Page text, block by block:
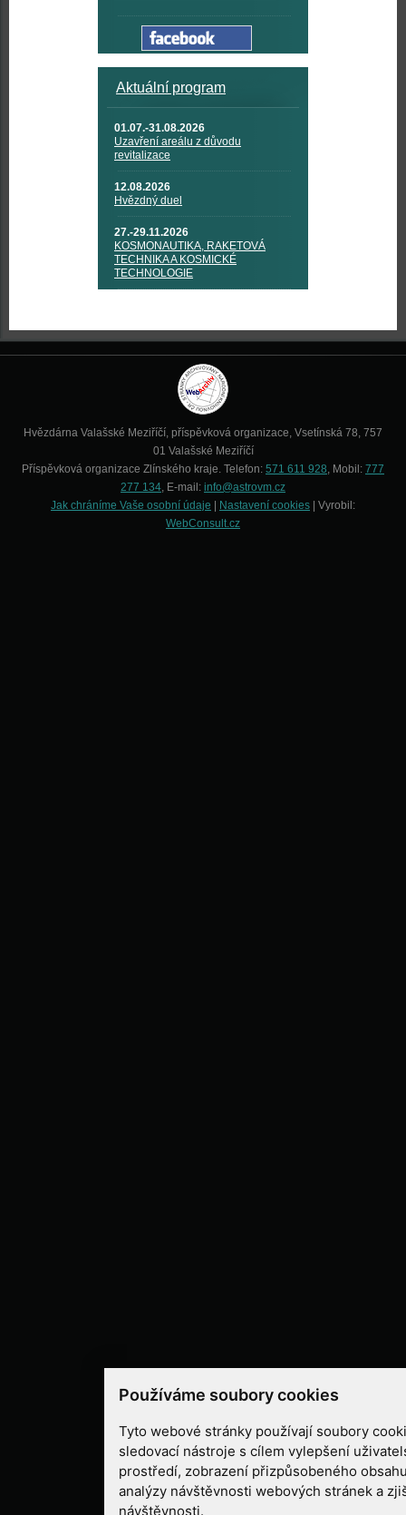
Používáme soubory cookies
Tyto webové stránky používají soubory
sledovací nástroje s cílem vylepšení
prostředí, zobrazení přizpůsobeného
analýzy návštěvnosti webových stránek a
návštěvnosti.
Aktuální program
01.07.-31.08.2026
Uzavření areálu z důvodu
revitalizace
12.08.2026
Hvězdný duel
27.-29.11.2026
KOSMONAUTIKA, RAKETOVÁ
TECHNIKA A KOSMICKÉ
TECHNOLOGIE
Hvězdárna Valašské Meziříčí, příspěvková organizace, Vsetínská 78, 757
01 Valašské Meziříčí
Příspěvková organizace Zlínského kraje. Telefon: 571 611 928, Mobil: 777
277 134, E-mail: info@astrovm.cz
Jak chráníme Vaše osobní údaje
Nastavení cookies | Vyrobil:
WebConsult.cz